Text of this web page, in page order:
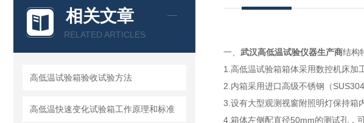
相关文章
RELATED ARTICLES
高低温试验箱验收试验方法
高低温快速变化试验箱工作原理和标准
一、 武汉高低温试验仪器生产商结构
1.高低温试验箱箱体采用数控机床加
2.内箱采用进口高级不锈钢（
3.设有大型观测视窗附照明灯保持箱
4.箱体左侧配直径50mm的测试孔，